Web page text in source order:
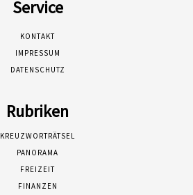
Service
KONTAKT
IMPRESSUM
DATENSCHUTZ
Rubriken
KREUZWORTRÄTSEL
PANORAMA
FREIZEIT
FINANZEN